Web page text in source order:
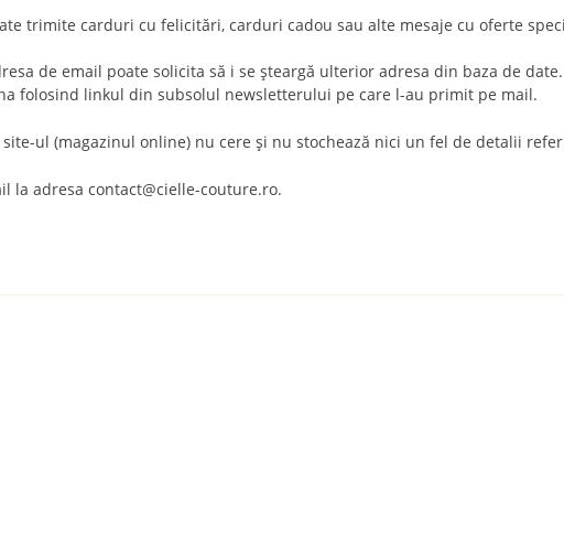
trimite carduri cu felicitări, carduri cadou sau alte mesaje cu oferte
de email poate solicita să i se şteargă ulterior adresa din baza de date.
folosind linkul din subsolul newsletterului pe care l-au primit pe mail.
ul (magazinul online) nu cere şi nu stochează nici un fel de detalii
adresa contact@cielle-couture.ro.